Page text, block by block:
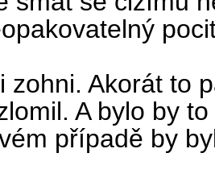
zohni. Akorát to
A bylo by
případě by